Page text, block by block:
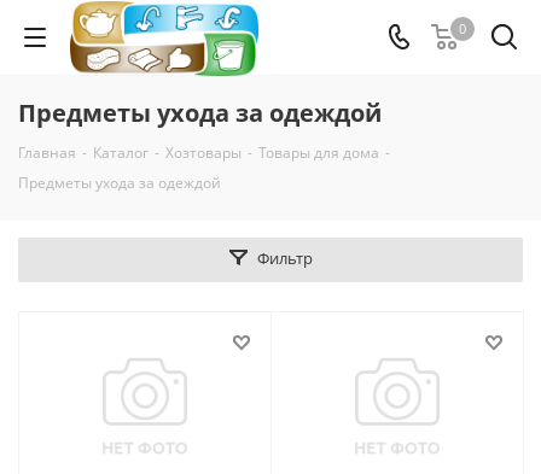
0
Предметы ухода за одеждой
Главная - Каталог - Хозтовары - Товары для дома -
Предметы ухода за одеждой
Фильтр